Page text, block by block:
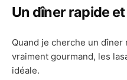
Un dîner rapide
Quand je cherche un
vraiment gourmand, les
idéale.